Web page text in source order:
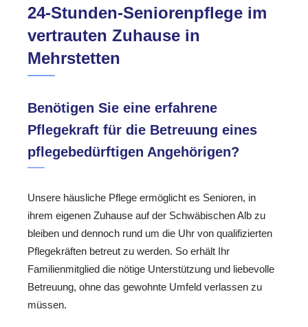
24-Stunden-Seniorenpflege im
vertrauten Zuhause in
Mehrstetten
Benötigen Sie eine erfahrene
Pflegekraft für die Betreuung eines
pflegebedürftigen Angehörigen?
Unsere häusliche Pflege ermöglicht es Senioren, in
ihrem eigenen Zuhause auf der Schwäbischen Alb zu
bleiben und dennoch rund um die Uhr von qualifizierten
Pflegekräften betreut zu werden. So erhält Ihr
Familienmitglied die nötige Unterstützung und liebevolle
Betreuung, ohne das gewohnte Umfeld verlassen zu
müssen.